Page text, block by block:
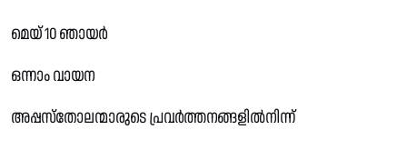
മെയ് 10 ഞായർ
ഒന്നാം വായന
അപ്പസ്തോലന്മാരുടെ പ്രവർത്തനങ്ങളിൽനിന്ന്